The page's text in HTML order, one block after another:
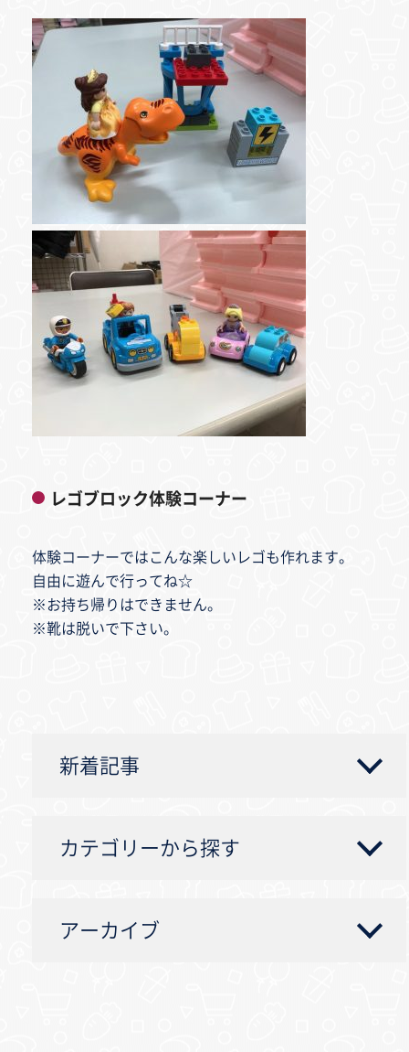
レゴブロック体験コーナー
体験コーナーではこんな楽しいレゴも作れます。
自由に遊んで行ってね☆
※お持ち帰りはできません。
※靴は脱いで下さい。
新着記事
カテゴリーから探す
アーカイブ